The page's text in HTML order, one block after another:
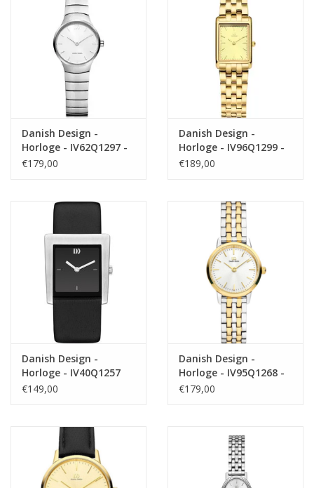
Danish Design -
Horloge - IV62Q1297 -
Jolie
€179,00
Danish Design -
Horloge - IV96Q1299 -
Marie
€189,00
Danish Design -
Horloge - IV40Q1257
€149,00
Danish Design -
Horloge - IV95Q1268 -
Akilia
€179,00